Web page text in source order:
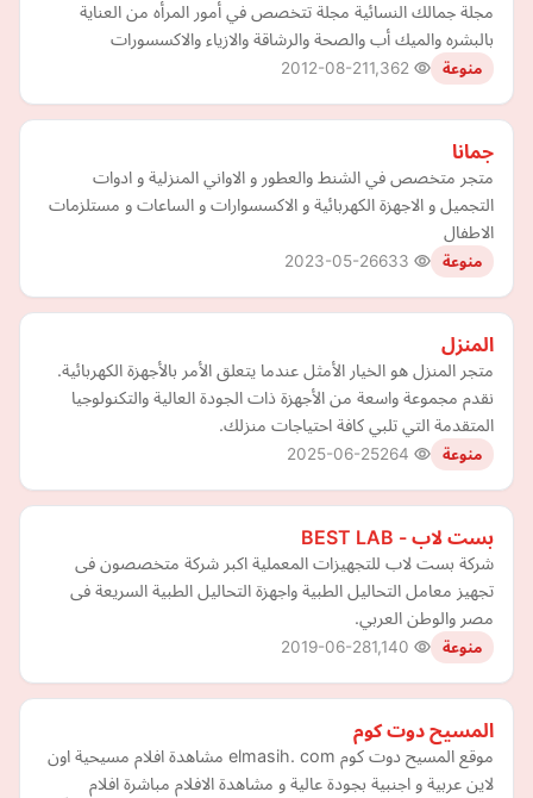
مجلة جمالك النسائية مجلة تتخصص في أمور المرأه من العناية
بالبشره والميك أب والصحة والرشاقة والازياء والاكسسورات
منوعة 2012-08-21
جمانا
متجر متخصص في الشنط والعطور و الاواني المنزلية و ادوات
التجميل و الاجهزة الكهربائية و الاكسسوارات و الساعات و مستلزمات
الاطفال
منوعة 2023-05-26
المنزل
متجر المنزل هو الخيار الأمثل عندما يتعلق الأمر بالأجهزة الكهربائية.
نقدم مجموعة واسعة من الأجهزة ذات الجودة العالية والتكنولوجيا
المتقدمة التي تلبي كافة احتياجات منزلك.
منوعة 2025-06-25
بست لاب - BEST LAB
شركة بست لاب للتجهيزات المعملية اكبر شركة متخصصون فى
تجهيز معامل التحاليل الطبية واجهزة التحاليل الطبية السريعة فى
مصر والوطن العربي.
منوعة 2019-06-28
المسيح دوت كوم
موقع المسيح دوت كوم elmasih. com مشاهدة افلام مسيحية اون
لاين عربية و اجنبية بجودة عالية و مشاهدة الافلام مباشرة افلام